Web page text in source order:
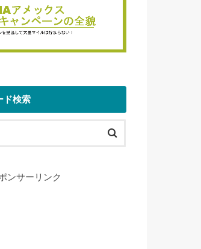
ド検索
ンサーリンク